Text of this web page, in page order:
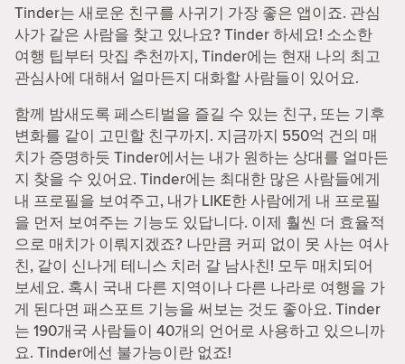
Tinder는 새로운 친구를 사귀기 가장 좋은 앱이죠. 관심
사가 같은 사람을 찾고 있나요? Tinder 하세요! 소소한
여행 팁부터 맛집 추천까지, Tinder에는 현재 나의 최고
관심사에 대해서 얼마든지 대화할 사람들이 있어요.
함께 밤새도록 페스티벌을 즐길 수 있는 친구, 또는 기후
변화를 같이 고민할 친구까지. 지금까지 550억 건의 매
치가 증명하듯 Tinder에서는 내가 원하는 상대를 얼마든
지 찾을 수 있어요. Tinder에는 최대한 많은 사람들에게
내 프로필을 보여주고, 내가 LIKE한 사람에게 내 프로필
을 먼저 보여주는 기능도 있답니다. 이제 훨씬 더 효율적
으로 매치가 이뤄지겠죠? 나만큼 커피 없이 못 사는 여사
친, 같이 신나게 테니스 치러 갈 남사친! 모두 매치되어
보세요. 혹시 국내 다른 지역이나 다른 나라로 여행을 가
게 된다면 패스포트 기능을 써보는 것도 좋아요. Tinder
는 190개국 사람들이 40개의 언어로 사용하고 있으니까
요. Tinder에선 불가능이란 없죠!